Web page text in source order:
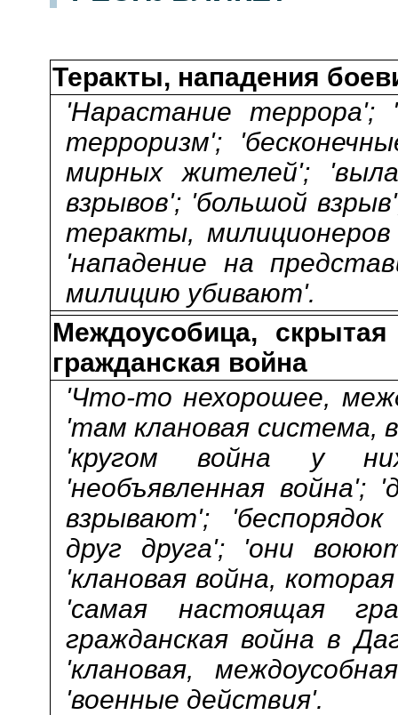
Теракты, нападения
'Нарастание террора';
терроризм';
мирных жителей';
взрывов'; 'большой
теракты,
'нападение на
милицию убивают'.
Междоусобица,
гражданская война
'Что-то нехорошее,
'там клановая система,
'кругом война у
'необъявленная
взрывают';
друг друга'; 'они
'клановая война,
'самая настоящая
гражданская война в
'клановая,
'военные действия'.